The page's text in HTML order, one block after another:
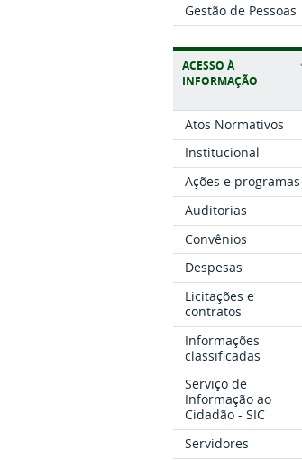
Gestão de Pessoas
ACESSO À
INFORMAÇÃO
Atos Normativos
Institucional
Ações e programas
Auditorias
Convênios
Despesas
Licitações e
contratos
Informações
classificadas
Serviço de
Informação ao
Cidadão - SIC
Servidores